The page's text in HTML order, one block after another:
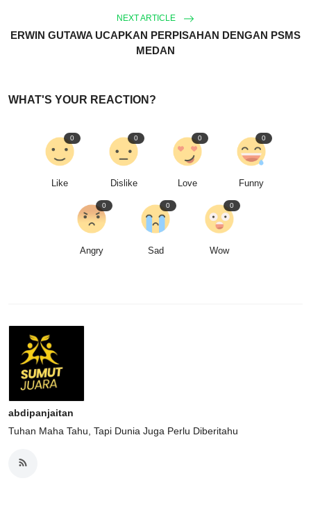
NEXT ARTICLE
ERWIN GUTAWA UCAPKAN PERPISAHAN DENGAN PSMS
MEDAN
WHAT'S YOUR REACTION?
Like
0
Dislike
0
Love
0
Funny
0
Angry
0
Sad
0
Wow
0
abdipanjaitan
Tuhan Maha Tahu, Tapi Dunia Juga Perlu Diberitahu